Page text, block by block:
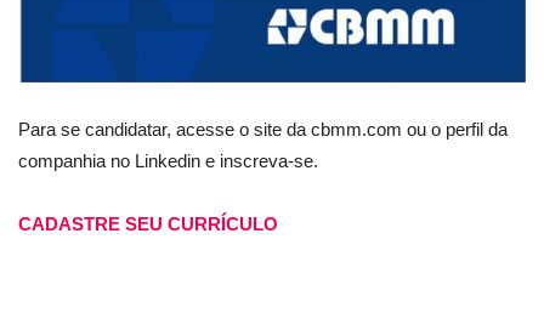
Para se candidatar, acesse o site da cbmm.com ou o perfil da
companhia no Linkedin e inscreva-se.
CADASTRE SEU CURRÍCULO